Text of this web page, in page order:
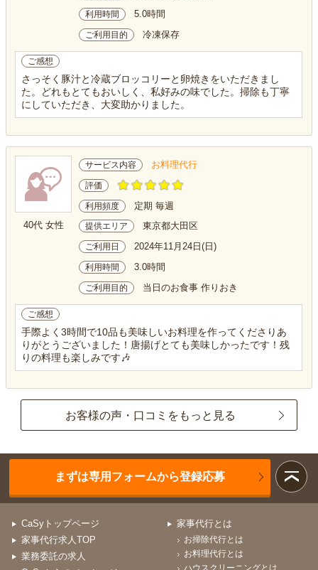
利用時間 5.0時間
ご利用目的 冷凍保存
ご感想
さっそく豚汁と冷蔵ブロッコリーと卵焼きをいただきまし
た。どれもとてもおいしく、私好みの味でした。掃除も丁寧
にしていただき、大変助かりました。
40代 女性
サービス内容 お料理代行
評価
利用頻度 定期 毎週
提供エリア 東京都大田区
ご利用日 2024年11月24日(日)
利用時間 3.0時間
ご利用目的 当日のお食事 作りおき
ご感想
手際よく3時間で10品も美味しいお料理を作ってくださりあ
りがとうございました！唐揚げとても美味しかったです！残
りの料理も楽しみです🎶
お客様の声・口コミをもっと見る
まずは専用フォームから登録応募
CaSyトップページ
家事代行求人TOP
業務委託の求人
家事代行とは
お掃除代行とは
お料理代行とは
ハウスクリーニングとは